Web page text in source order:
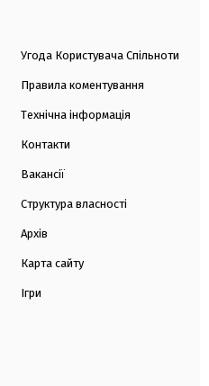
Угода Користувача Спільноти
Правила коментування
Технічна інформація
Контакти
Вакансії
Структура власності
Архів
Карта сайту
Ігри